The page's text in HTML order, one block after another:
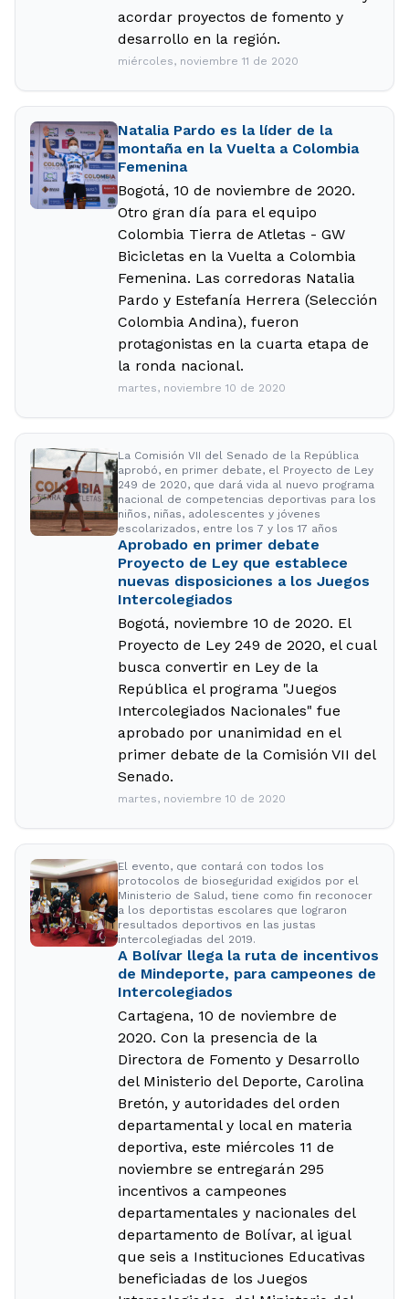
acordar proyectos de fomento y
desarrollo en la región.
miércoles, noviembre 11 de 2020
Natalia Pardo es la líder de la
montaña en la Vuelta a Colombia
Femenina
Bogotá, 10 de noviembre de 2020.
Otro gran día para el equipo
Colombia Tierra de Atletas - GW
Bicicletas en la Vuelta a Colombia
Femenina. Las corredoras Natalia
Pardo y Estefanía Herrera (Selección
Colombia Andina), fueron
protagonistas en la cuarta etapa de
la ronda nacional.
martes, noviembre 10 de 2020
La Comisión VII del Senado de la República
aprobó, en primer debate, el Proyecto de Ley
249 de 2020, que dará vida al nuevo programa
nacional de competencias deportivas para los
niños, niñas, adolescentes y jóvenes
escolarizados, entre los 7 y los 17 años
Aprobado en primer debate
Proyecto de Ley que establece
nuevas disposiciones a los Juegos
Intercolegiados
Bogotá, noviembre 10 de 2020. El
Proyecto de Ley 249 de 2020, el cual
busca convertir en Ley de la
República el programa "Juegos
Intercolegiados Nacionales" fue
aprobado por unanimidad en el
primer debate de la Comisión VII del
Senado.
martes, noviembre 10 de 2020
El evento, que contará con todos los
protocolos de bioseguridad exigidos por el
Ministerio de Salud, tiene como fin reconocer
a los deportistas escolares que lograron
resultados deportivos en las justas
intercolegiadas del 2019.
A Bolívar llega la ruta de incentivos
de Mindeporte, para campeones de
Intercolegiados
Cartagena, 10 de noviembre de
2020. Con la presencia de la
Directora de Fomento y Desarrollo
del Ministerio del Deporte, Carolina
Bretón, y autoridades del orden
departamental y local en materia
deportiva, este miércoles 11 de
noviembre se entregarán 295
incentivos a campeones
departamentales y nacionales del
departamento de Bolívar, al igual
que seis a Instituciones Educativas
beneficiadas de los Juegos